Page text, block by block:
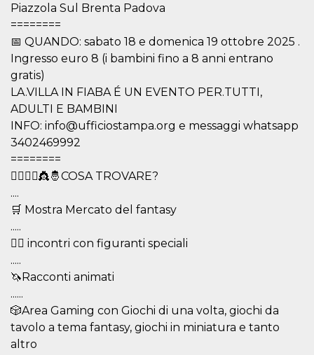
Piazzola Sul Brenta Padova
========
📅 QUANDO: sabato 18 e domenica 19 ottobre 2025 .
Ingresso euro 8 (i bambini fino a 8 anni entrano
gratis)
LA.VILLA IN FIABA É UN EVENTO PER.TUTTI,
ADULTI E BAMBINI
INFO: info@ufficiostampa.org e messaggi whatsapp
3402469992
========
🧙‍♂️🧚‍♀️👸🤴COSA TROVARE?
....
🛒 Mostra Mercato del fantasy
.....
🧙‍♂️ incontri con figuranti speciali
.....
🦄Racconti animati
......
🎲Area Gaming con Giochi di una volta, giochi da
tavolo a tema fantasy, giochi in miniatura e tanto
altro
correttamente.
Storage declaration
Nome
Storage
Descrizione
fbssls_314278995690155
Session
storage
cn_uc__
Local
Nome
Dominio
Scadenza Descrizione
c_user
Meta
4
Cookie di